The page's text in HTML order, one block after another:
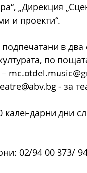
„Дирекция
и проекти“.
в два
по
- за
дни
02/94 00 873/